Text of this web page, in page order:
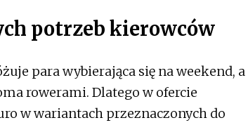
potrzeb kierowców
para wybierająca się na weekend, a
rowerami. Dlatego w ofercie
w wariantach przeznaczonych do